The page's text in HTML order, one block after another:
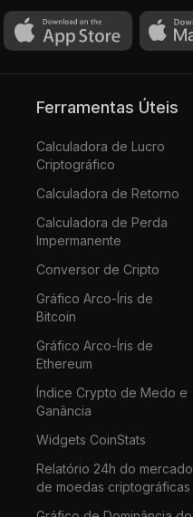
Ferramentas Úteis
Calculadora de Lucro
Criptográfico
Calculadora de Retorno
Calculadora de Perda
Impermanente
Conversor de Cripto
Gráfico Arco-Íris de
Bitcoin
Gráfico Arco-Íris de
Ethereum
Índice Crypto de Medo e
Ganância
Widgets CoinStats
Relatório 24h do mercado
de moedas criptográficas